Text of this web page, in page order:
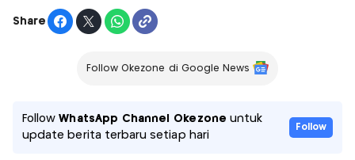
Share
Follow Okezone di Google News
FollowWhatsApp Channel Okezone untuk
update berita terbaru setiap hari
Follow